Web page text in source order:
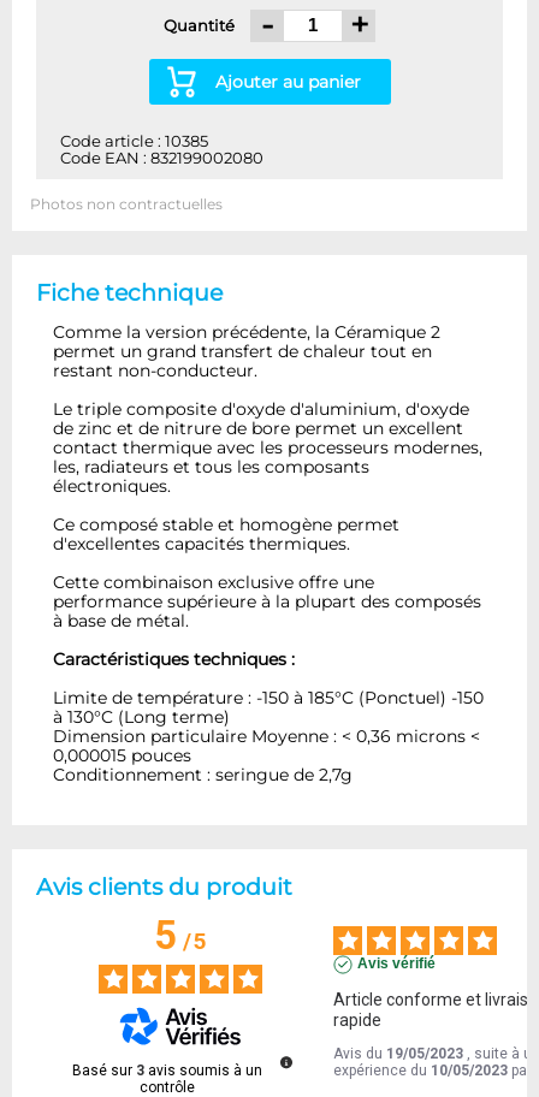
Quantité - +
Ajouter au panier
Code article : 10385
Code EAN : 832199002080
Photos non contractuelles
Fiche technique
Comme la version précédente, la Céramique 2
permet un grand transfert de chaleur tout en
restant non-conducteur.
Le triple composite d'oxyde d'aluminium, d'oxyde
de zinc et de nitrure de bore permet un excellent
contact thermique avec les processeurs modernes,
les, radiateurs et tous les composants
électroniques.
Ce composé stable et homogène permet
d'excellentes capacités thermiques.
Cette combinaison exclusive offre une
performance supérieure à la plupart des composés
à base de métal.
Caractéristiques techniques :
Limite de température : -150 à 185°C (Ponctuel) -150
à 130°C (Long terme)
Dimension particulaire Moyenne : < 0,36 microns <
0,000015 pouces
Conditionnement : seringue de 2,7g
Avis clients du produit
5/5
Basé sur 3 avis soumis à un
contrôle
Avis vérifié
Article conforme et
rapide
Avis du 19/05/2023
, suite à
expérience du 10/05/2023 par